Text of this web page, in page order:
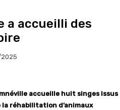
a accueilli des
accueille huit singes issus
réhabilitation d’animaux